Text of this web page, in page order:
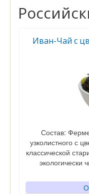
Иван-Чай с
Состав:
узколистного с
классической
экологически